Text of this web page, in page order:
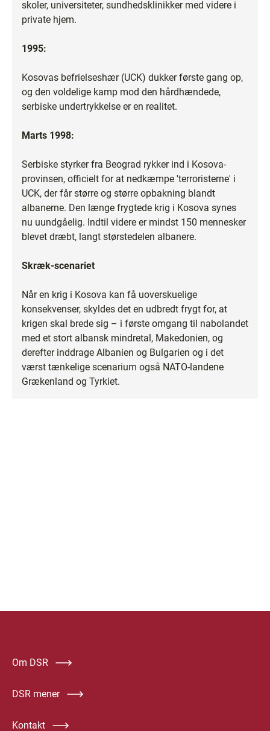
skoler, universiteter, sundhedsklinikker med videre i
private hjem.
1995:
Kosovas befrielseshær (UCK) dukker første gang op,
og den voldelige kamp mod den hårdhændede,
serbiske undertrykkelse er en realitet.
Marts 1998:
Serbiske styrker fra Beograd rykker ind i Kosova-
provinsen, officielt for at nedkæmpe 'terroristerne' i
UCK, der får større og større opbakning blandt
albanerne. Den længe frygtede krig i Kosova synes
nu uundgåelig. Indtil videre er mindst 150 mennesker
blevet dræbt, langt størstedelen albanere.
Skræk-scenariet
Når en krig i Kosova kan få uoverskuelige
konsekvenser, skyldes det en udbredt frygt for, at
krigen skal brede sig – i første omgang til nabolandet
med et stort albansk mindretal, Makedonien, og
derefter inddrage Albanien og Bulgarien og i det
værst tænkelige scenarium også NATO-landene
Grækenland og Tyrkiet.
Om DSR
DSR mener
Kontakt